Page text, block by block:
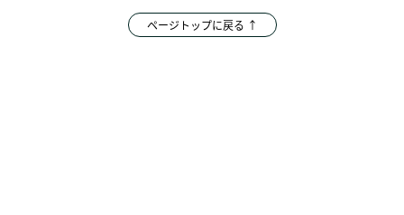
ページトップに戻る ↑